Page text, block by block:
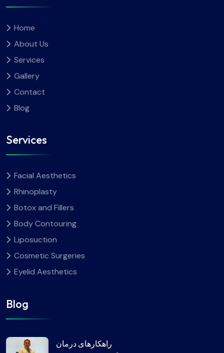
Home
About Us
Services
Gallery
Contact
Blog
Services
Facial Aesthetics
Rhinoplasty
Botox and Fillers
Body Contouring
Liposuction
Cosmetic Surgeries
Eyelid Aesthetics
Blog
راهکارهای درمان